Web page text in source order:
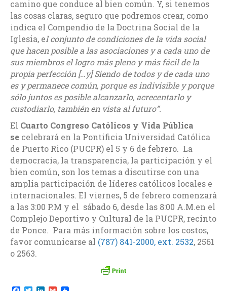
camino que conduce al bien común. Y, si tenemos
las cosas claras, seguro que podremos crear, como
indica el Compendio de la Doctrina Social de la
Iglesia, el conjunto de condiciones de la vida social
que hacen posible a las asociaciones y a cada uno de
sus miembros el logro más pleno y más fácil de la
propia perfección […y] Siendo de todos y de cada uno
es y permanece común, porque es indivisible y porque
sólo juntos es posible alcanzarlo, acrecentarlo y
custodiarlo, también en vista al futuro”.
El Cuarto Congreso Católicos y Vida Pública
se celebrará en la Pontificia Universidad Católica
de Puerto Rico (PUCPR) el 5 y 6 de febrero. La
democracia, la transparencia, la participación y el
bien común, son los temas a discutirse con una
amplia participación de líderes católicos locales e
internacionales. El viernes, 5 de febrero comenzará
a las 3:00 P.M y el sábado 6, desde las 8:00 A.M.en el
Complejo Deportivo y Cultural de la PUCPR, recinto
de Ponce. Para más información sobre los costos,
favor comunicarse al (787) 841-2000, ext. 2532, 2561
o 2563.